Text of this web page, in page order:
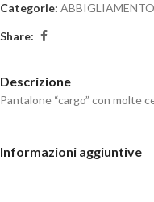
Categorie:
Share:
Descrizione
Pantalone “cargo” con molte
Informazioni aggiuntive